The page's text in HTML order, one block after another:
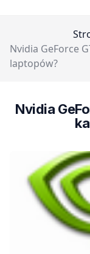
Nvidia GeForce
laptopów?
Nvidia